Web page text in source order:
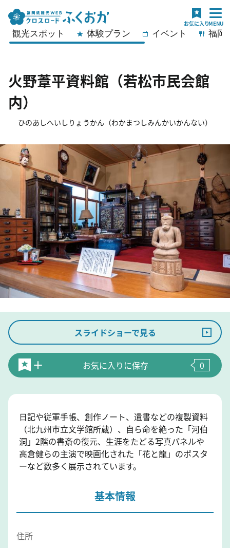
観光スポット 体験プラン イベント 福岡
火野葦平資料館（若松市民会館
内）
ひのあしへいしりょうかん（わかまつしみんかいかんない）
スライドショーで見る
お気に入りに保存 0
日記や従軍手帳、創作ノート、遺書などの複製資料
（北九州市立文学館所蔵）、自ら命を絶った「河伯
洞」2階の書斎の復元、生涯をたどる写真パネルや
高倉健らの主演で映画化された「花と龍」のポスタ
ーなど数多く展示されています。
基本情報
住所